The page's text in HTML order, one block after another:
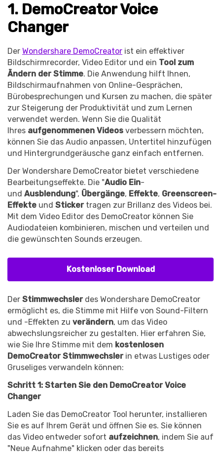
1. DemoCreator Voice
Changer
Der Wondershare DemoCreator ist ein effektiver
Bildschirmrecorder, Video Editor und ein Tool zum
Ändern der Stimme. Die Anwendung hilft Ihnen,
Bildschirmaufnahmen von Online-Gesprächen,
Bürobesprechungen und Kursen zu machen, die später
zur Steigerung der Produktivität und zum Lernen
verwendet werden. Wenn Sie die Qualität
Ihres aufgenommenen Videos verbessern möchten,
können Sie das Audio anpassen, Untertitel hinzufügen
und Hintergrundgeräusche ganz einfach entfernen.
Der Wondershare DemoCreator bietet verschiedene
Bearbeitungseffekte. Die "Audio Ein-
und Ausblendung", Übergänge, Effekte, Greenscreen-
Effekte und Sticker tragen zur Brillanz des Videos bei.
Mit dem Video Editor des DemoCreator können Sie
Audiodateien kombinieren, mischen und verteilen und
die gewünschten Sounds erzeugen.
Kostenloser Download
Der Stimmwechsler des Wondershare DemoCreator
ermöglicht es, die Stimme mit Hilfe von Sound-Filtern
und -Effekten zu verändern, um das Video
abwechslungsreicher zu gestalten. Hier erfahren Sie,
wie Sie Ihre Stimme mit dem kostenlosen
DemoCreator Stimmwechsler in etwas Lustiges oder
Gruseliges verwandeln können:
Schritt 1: Starten Sie den DemoCreator Voice
Changer
Laden Sie das DemoCreator Tool herunter, installieren
Sie es auf Ihrem Gerät und öffnen Sie es. Sie können
das Video entweder sofort aufzeichnen, indem Sie auf
"Neue Aufnahme" klicken oder das bereits